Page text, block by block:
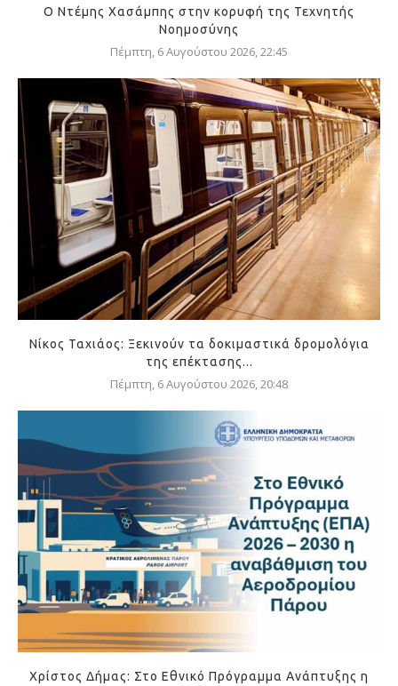
Ο Ντέμης Χασάμπης στην κορυφή της Τεχνητής
Νοημοσύνης
Πέμπτη, 6 Αυγούστου 2026, 22:45
Νίκος Ταχιάος: Ξεκινούν τα δοκιμαστικά δρομολόγια
της επέκτασης...
Πέμπτη, 6 Αυγούστου 2026, 20:48
Χρίστος Δήμας: Στο Εθνικό Πρόγραμμα Ανάπτυξης η